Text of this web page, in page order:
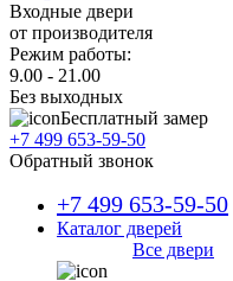
Входные двери
от производителя
Режим работы:
9.00 - 21.00
Без выходных
Бесплатный замер
+7 499 653-59-50
Обратный звонок
+7 499 653-59-50
Каталог дверей
Все двери